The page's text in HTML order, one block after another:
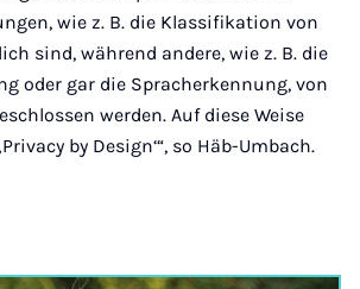
wie z. B. die Klassifikation von
sind, während andere, wie z. B. die
oder gar die Spracherkennung, von
werden. Auf diese Weise
by Design‘“, so Häb-Umbach.